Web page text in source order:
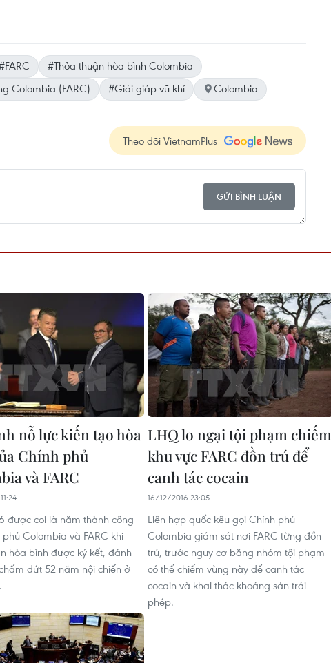
#FARC
#Thỏa thuận hòa bình Colombia
Colombia (FARC)
#Giải giáp vũ khí Colombia
Theo dõi VietnamPlus
GỬI BÌNH LUẬN
nỗ lực kiến tạo hòa
Chính phủ
và FARC
được coi là năm thành công
Colombia và FARC khi
hòa bình được ký kết, đánh
dứt 52 năm nội chiến ở
LHQ lo ngại tội phạm chiếm
khu vực FARC đồn trú để
canh tác cocain
16/12/2016 23:05
Liên hợp quốc kêu gọi Chính phủ
Colombia giám sát nơi FARC từng đồn
trú, trước nguy cơ băng nhóm tội phạm
có thể chiếm vùng này để canh tác
cocain và khai thác khoáng sản trái
phép.